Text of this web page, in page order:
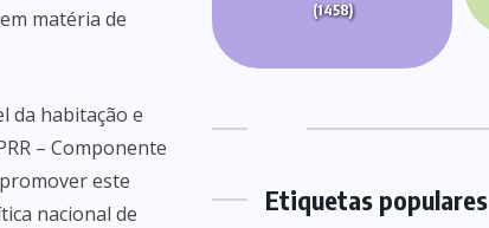
matéria de
da habitação e
– Componente
este
nacional de
(1458)
Etiquetas populares